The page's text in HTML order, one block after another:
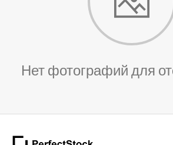
Нет фотографий для